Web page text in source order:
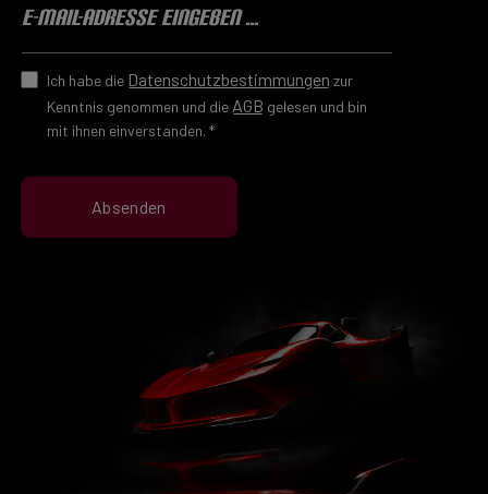
Ich habe die Datenschutzbestimmungen zur
Kenntnis genommen und die AGB gelesen und bin
mit ihnen einverstanden. *
Absenden